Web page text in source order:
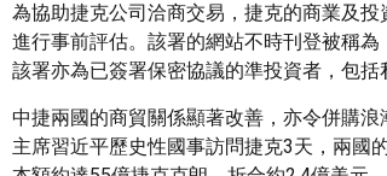
為協助捷克公司洽商交易，捷克的商業及
進行事前評估。該署的網站不時刊登被稱
該署亦為已簽署保密協議的準投資者，包括
中捷兩國的商貿關係顯著改善，亦令併購
主席習近平歷史性國事訪問捷克3天，兩國